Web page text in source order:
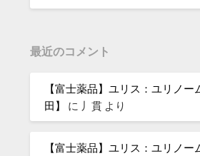
最近のコメント
【富士薬品】ユリス：ユリノー
田】
に 丿貫 より
【富士薬品】ユリス：ユリノー